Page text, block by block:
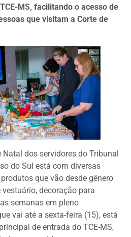
MS, facilitando o acesso de
que visitam a Corte de
Natal dos servidores do Tribunal
do Sul está com diversas
que vão desde gênero
decoração para
semanas em pleno
vai até a sexta-feira (15), está
de entrada do TCE-MS,